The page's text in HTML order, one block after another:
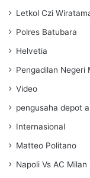
Letkol Czi
Polres Batubara
Helvetia
Pengadilan Negeri
Video
pengusaha depot
Internasional
Matteo Politano
Napoli Vs AC Milan